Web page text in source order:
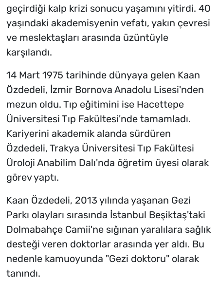
geçirdiği kalp krizi sonucu yaşamını yitirdi. 40
yaşındaki akademisyenin vefatı, yakın çevresi
ve meslektaşları arasında üzüntüyle
karşılandı.
14 Mart 1975 tarihinde dünyaya gelen Kaan
Özdedeli, İzmir Bornova Anadolu Lisesi'nden
mezun oldu. Tıp eğitimini ise Hacettepe
Üniversitesi Tıp Fakültesi'nde tamamladı.
Kariyerini akademik alanda sürdüren
Özdedeli, Trakya Üniversitesi Tıp Fakültesi
Üroloji Anabilim Dalı'nda öğretim üyesi olarak
görev yaptı.
Kaan Özdedeli, 2013 yılında yaşanan Gezi
Parkı olayları sırasında İstanbul Beşiktaş'taki
Dolmabahçe Camii'ne sığınan yaralılara sağlık
desteği veren doktorlar arasında yer aldı. Bu
nedenle kamuoyunda "Gezi doktoru" olarak
tanındı.